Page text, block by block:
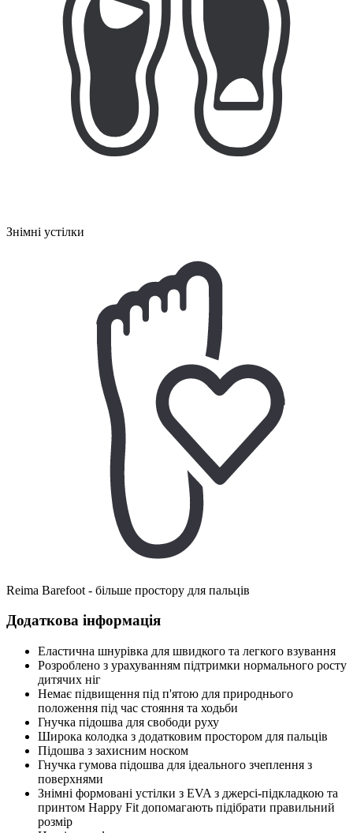
Знімні устілки
Reima Barefoot - більше простору для пальців
Додаткова інформація
Еластична шнурівка для швидкого та легкого взування
Розроблено з урахуванням підтримки нормального росту
дитячих ніг
Немає підвищення під п'ятою для природнього
положення під час стояння та ходьби
Гнучка підошва для свободи руху
Широка колодка з додатковим простором для пальців
Підошва з захисним носком
Гнучка гумова підошва для ідеального зчеплення з
поверхнями
Знімні формовані устілки з EVA з джерсі-підкладкою та
принтом Happy Fit допомагають підібрати правильний
розмір